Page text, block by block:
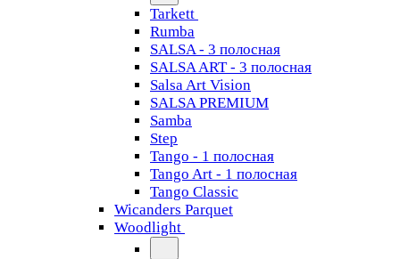
Tarkett
Rumba
SALSA - 3 полосная
SALSA ART - 3 полосная
Salsa Art Vision
SALSA PREMIUM
Samba
Step
Tango - 1 полосная
Tango Art - 1 полосная
Tango Classiс
Wicanders Parquet
Woodlight